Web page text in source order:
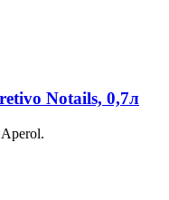
Notails, 0,7л
Aperol.